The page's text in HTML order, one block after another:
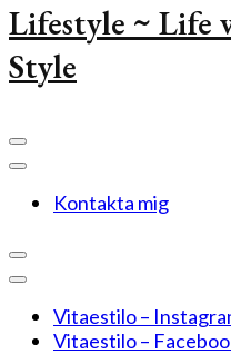
Lifestyle ~ Life
Style
Kontakta mig
Vitaestilo –
Vitaestilo –